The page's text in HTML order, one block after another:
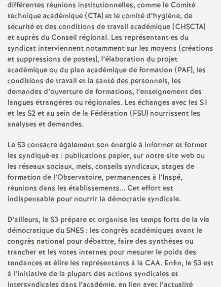
t
s
d
e
S
e
c
o
n
d
d
différentes réunions institutionnelles, comme le Comité
technique académique (CTA) et le comité d’hygiène, de
sécurité et des conditions de travail académique (CHSCTA)
et auprès du Conseil régional. Les représentant·es du
syndicat interviennent notamment sur les moyens (créations
et suppressions de postes), l’élaboration du projet
académique ou du plan académique de formation (PAF), les
conditions de travail et la santé des personnels, les
demandes d’ouverture de formations, l’enseignement des
langues étrangères ou régionales. Les échanges avec les S1
et les S2 et au sein de la Fédération (FSU) nourrissent les
analyses et demandes.
Le S3 consacre également son énergie à informer et former
les syndiqué·es : publications papier, sur notre site web ou
les réseaux sociaux, mels, conseils syndicaux, stages de
formation de l’Observatoire, permanences à l’Inspé,
réunions dans les établissements... Cet effort est
indispensable pour nourrir la démocratie syndicale.
D’ailleurs, le S3 prépare et organise les temps forts de la vie
démocratique du SNES : les congrès académiques avant le
congrès national pour débattre, faire des synthèses ou
trancher et les votes internes pour mesurer le poids des
tendances et élire les représentants à la CAA. Enfin, le S3 est
à l’initiative de la plupart des actions syndicales et